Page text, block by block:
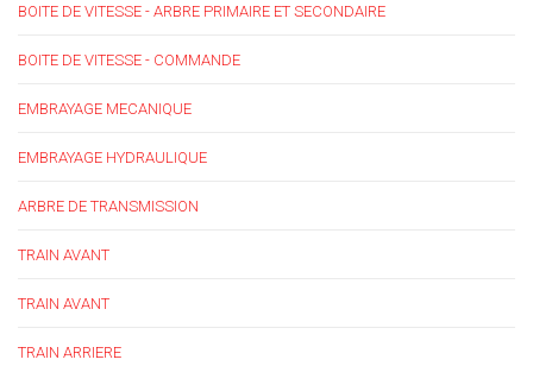
BOITE DE VITESSE - ARBRE PRIMAIRE ET SECONDAIRE
BOITE DE VITESSE - COMMANDE
EMBRAYAGE MECANIQUE
EMBRAYAGE HYDRAULIQUE
ARBRE DE TRANSMISSION
TRAIN AVANT
TRAIN AVANT
TRAIN ARRIERE